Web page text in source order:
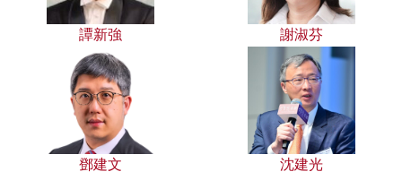
譚新強 謝淑芬
鄧建文 沈建光